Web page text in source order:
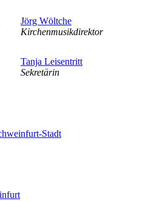
Jörg Wöltche
Kirchenmusikdirektor
Tanja Leisentritt
Sekretärin
Stadt